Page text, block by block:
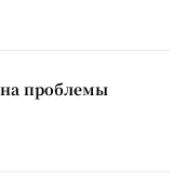
проблемы